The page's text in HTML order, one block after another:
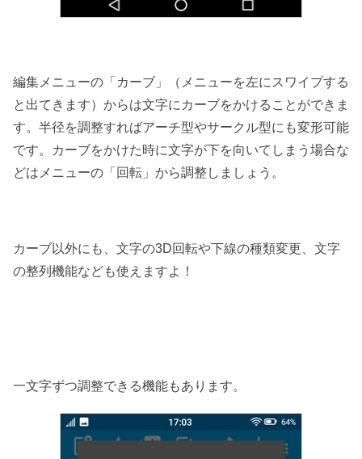
編集メニューの「カーブ」（メニューを左にスワイプする
と出てきます）からは文字にカーブをかけることができま
す。半径を調整すればアーチ型やサークル型にも変形可能
です。カーブをかけた時に文字が下を向いてしまう場合な
どはメニューの「回転」から調整しましょう。
カーブ以外にも、文字の3D回転や下線の種類変更、文字
の整列機能なども使えますよ！
一文字ずつ調整できる機能もあります。